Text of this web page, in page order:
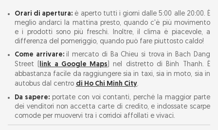
Orari di apertura: è aperto tutti i giorni dalle 5:00 alle 20:00. È
meglio andarci la mattina presto, quando c'è più movimento
e i prodotti sono più freschi. Inoltre, il clima è piacevole, a
differenza del pomeriggio, quando può fare piuttosto caldo!
Come arrivare: il mercato di Ba Chieu si trova in Bach Dang
Street (link a Google Maps) nel distretto di Binh Thanh. È
abbastanza facile da raggiungere sia in taxi, sia in moto, sia in
autobus dal centro di Ho Chi Minh City.
Da sapere:portate con voi contanti, perché la maggior parte
dei venditori non accetta carte di credito, e indossate scarpe
comode per muovervi tra i corridoi affollati e vivaci.